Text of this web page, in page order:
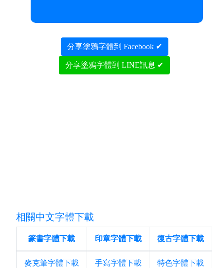
分享塗鴉字體到 Facebook ✔
分享塗鴉字體到 LINE訊息 ✔
相關中文字體下載
篆書字體下載 印章字體下載 復古字體下載
麥克筆字體下載 手寫字體下載 特色字體下載